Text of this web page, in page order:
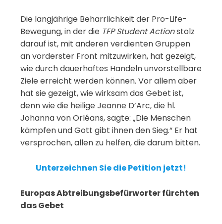
Die langjährige Beharrlichkeit der Pro-Life-
Bewegung, in der die TFP Student Actionstolz
darauf ist, mit anderen verdienten Gruppen
an vorderster Front mitzuwirken, hat gezeigt,
wie durch dauerhaftes Handeln unvorstellbare
Ziele erreicht werden können. Vor allem aber
hat sie gezeigt, wie wirksam das Gebet ist,
denn wie die heilige Jeanne D’Arc, die hl.
Johanna von Orléans, sagte: „Die Menschen
kämpfen und Gott gibt ihnen den Sieg.“ Er hat
versprochen, allen zu helfen, die darum bitten.
Unterzeichnen Sie die Petition jetzt!
Europas Abtreibungsbefürworter fürchten
das Gebet